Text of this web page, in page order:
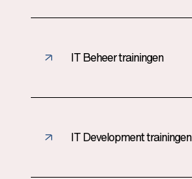
IT Beheer trainingen
IT Development trainingen